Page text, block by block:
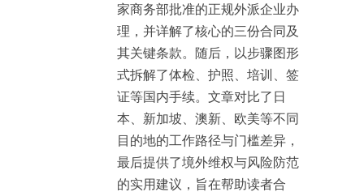
家商务部批准的正规外派企业办
理，并详解了核心的三份合同及
其关键条款。随后，以步骤图形
式拆解了体检、护照、培训、签
证等国内手续。文章对比了日
本、新加坡、澳新、欧美等不同
目的地的工作路径与门槛差异，
最后提供了境外维权与风险防范
的实用建议，旨在帮助读者合